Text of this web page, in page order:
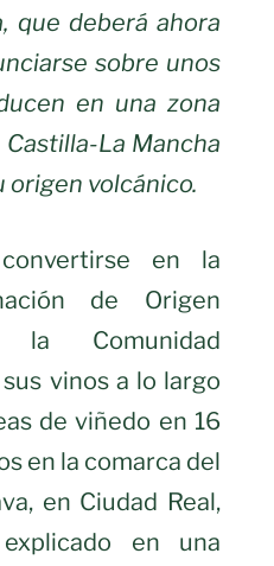
que deberá ahora
sobre unos
en una zona
La Mancha
origen volcánico.
en la
de Origen
Comunidad
vinos a lo largo
de viñedo en 16
en la comarca del
en Ciudad Real,
en una